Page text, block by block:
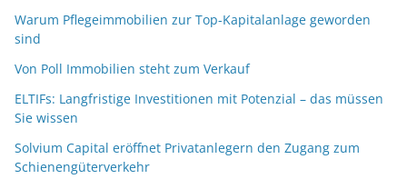
Warum Pflegeimmobilien zur Top-Kapitalanlage geworden
sind
Von Poll Immobilien steht zum Verkauf
ELTIFs: Langfristige Investitionen mit Potenzial – das müssen
Sie wissen
Solvium Capital eröffnet Privatanlegern den Zugang zum
Schienengüterverkehr